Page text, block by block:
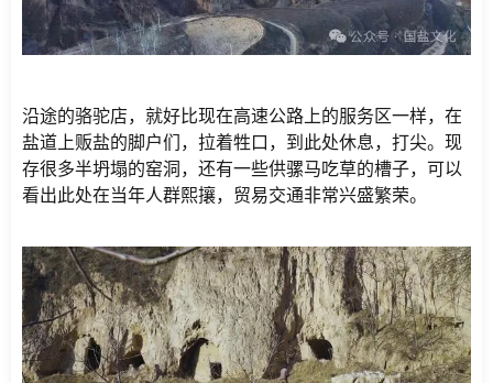
沿途的骆驼店，就好比现在高速公路上的服务区一样，在
盐道上贩盐的脚户们，拉着牲口，到此处休息，打尖。现
存很多半坍塌的窑洞，还有一些供骡马吃草的槽子，可以
看出此处在当年人群熙攘，贸易交通非常兴盛繁荣。